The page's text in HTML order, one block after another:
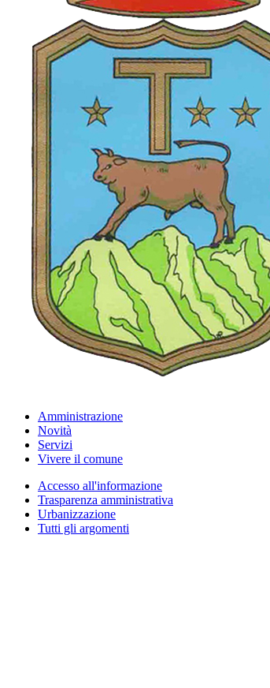
Amministrazione
Novità
Servizi
Vivere il comune
Accesso all'informazione
Trasparenza amministrativa
Urbanizzazione
Tutti gli argomenti